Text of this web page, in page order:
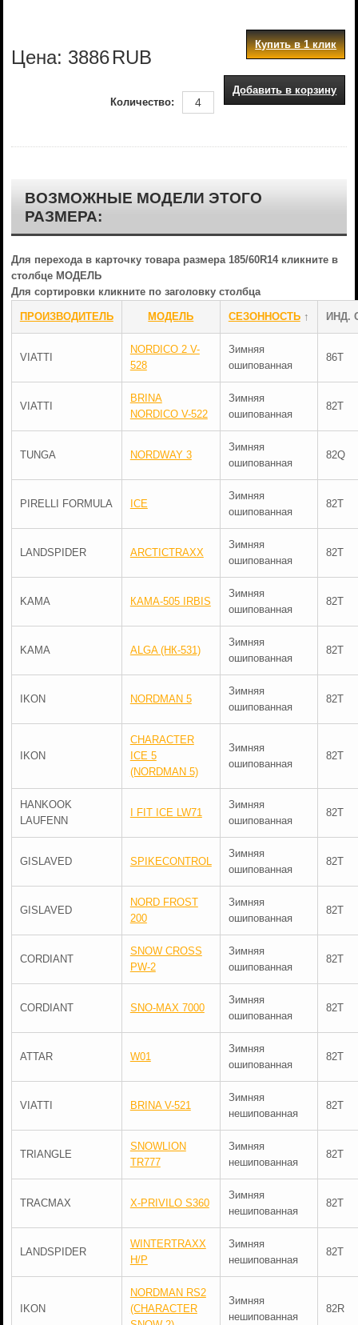
Цена: 3886RUB
Купить в 1 клик
Добавить в корзину
Количество:
ВОЗМОЖНЫЕ МОДЕЛИ ЭТОГО
РАЗМЕРА:
Для перехода в карточку товара размера 185/60R14 кликните в
столбце МОДЕЛЬ
Для сортировки кликните по заголовку столбца
ПРОИЗВОДИТЕЛЬ МОДЕЛЬ СЕЗОННОСТЬ↑ ИНД.
VIATTI
NORDICO 2 V-
528
Зимняя
ошипованная
86T
VIATTI
BRINA
NORDICO V-522
Зимняя
ошипованная
82T
TUNGA NORDWAY 3
Зимняя
ошипованная
82Q
PIRELLI FORMULA ICE
Зимняя
ошипованная
82T
LANDSPIDER ARCTICTRAXX
Зимняя
ошипованная
82T
KAMA КАМА-505 IRBIS
Зимняя
ошипованная
82T
KAMA ALGA (НК-531)
Зимняя
ошипованная
82T
IKON NORDMAN 5
Зимняя
ошипованная
82T
IKON
CHARACTER
ICE 5
(NORDMAN 5)
Зимняя
ошипованная
82T
HANKOOK
LAUFENN
I FIT ICE LW71
Зимняя
ошипованная
82T
GISLAVED SPIKECONTROL
Зимняя
ошипованная
82T
GISLAVED
NORD FROST
200
Зимняя
ошипованная
82T
CORDIANT
SNOW CROSS
PW-2
Зимняя
ошипованная
82T
CORDIANT SNO-MAX 7000
Зимняя
ошипованная
82T
ATTAR W01
Зимняя
ошипованная
82T
VIATTI BRINA V-521
Зимняя
нешипованная
82T
TRIANGLE
SNOWLION
TR777
Зимняя
нешипованная
82T
TRACMAX X-PRIVILO S360
Зимняя
нешипованная
82T
LANDSPIDER
WINTERTRAXX
H/P
Зимняя
нешипованная
82T
IKON
NORDMAN RS2
(CHARACTER
Зимняя
нешипованная
82R